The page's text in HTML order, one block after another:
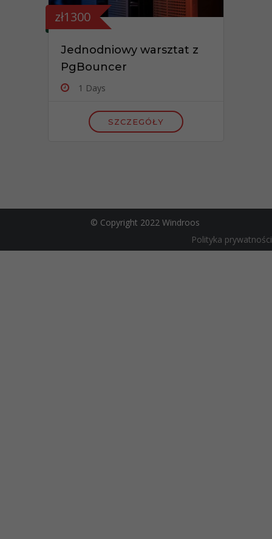
zł1300
Jednodniowy warsztat z
PgBouncer
1 Days
SZCZEGÓŁY
© Copyright 2022 Windroos
Polityka prywatności